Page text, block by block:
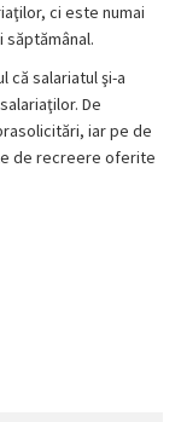
ci este numai
că salariatul şi-a
De
iar pe de
de recreere oferite